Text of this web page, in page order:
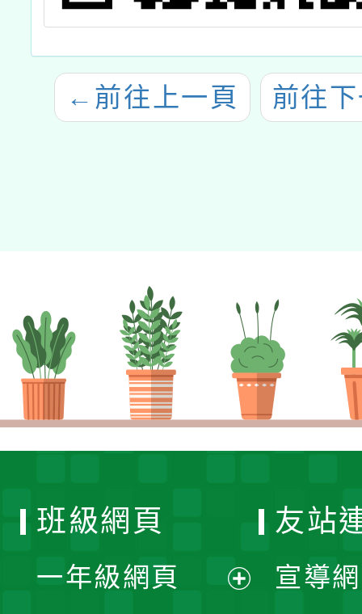
← 前往上一頁 前往
班級網頁
一年級網頁
友站
宣導